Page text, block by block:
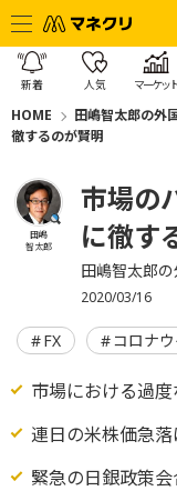
新着 人気 マーケット
HOME 田嶋智太郎の外
徹するのが賢明
田嶋
智太郎
市場の
に徹す
田嶋智太郎
2020/03/16
FX コロナ
市場における過度
連日の米株価急
緊急の日銀政策